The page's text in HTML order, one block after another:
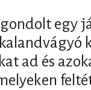
egy
ad és